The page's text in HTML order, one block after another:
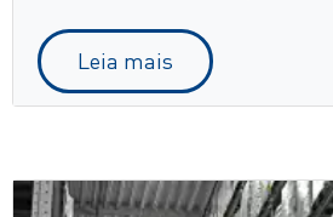
Leia mais